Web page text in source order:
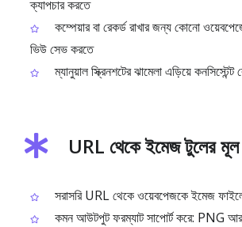
ক্যাপচার করতে
কম্পেয়ার বা রেকর্ড রাখার জন্য কোনো
ভিউ সেভ করতে
ম্যানুয়াল স্ক্রিনশটের ঝামেলা এড়িয়ে কনসিস্টেন্ট
URL থেকে ইমেজ টুলের মূল
সরাসরি URL থেকে ওয়েবপেজকে ইমেজ
কমন আউটপুট ফরম্যাট সাপোর্ট করে: PNG